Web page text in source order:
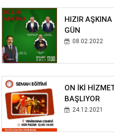
HIZIR AŞKINA
GÜN
08.02.2022
ON İKİ
BAŞLIYOR
24.12.2021